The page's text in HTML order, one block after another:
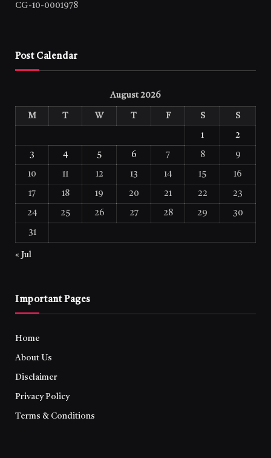
CG-10-0001978
Post Calendar
August 2026
M T W T F S S
1 2
3 4 5 6 7 8 9
10 11 12 13 14 15 16
17 18 19 20 21 22 23
24 25 26 27 28 29 30
31
« Jul
Important Pages
Home
About Us
Disclaimer
Privacy Policy
Terms & Conditions